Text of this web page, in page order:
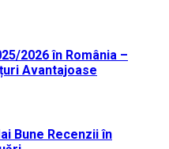
2026 în România –
Avantajoase
Bune Recenzii în